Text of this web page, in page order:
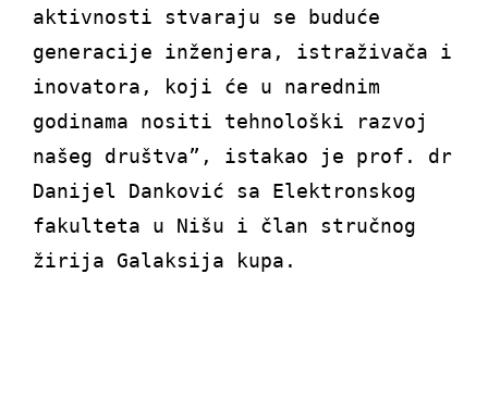
aktivnosti stvaraju se buduće
generacije inženjera, istraživača i
inovatora, koji će u narednim
godinama nositi tehnološki razvoj
našeg društva”, istakao je prof. dr
Danijel Danković sa Elektronskog
fakulteta u Nišu i član stručnog
žirija Galaksija kupa.